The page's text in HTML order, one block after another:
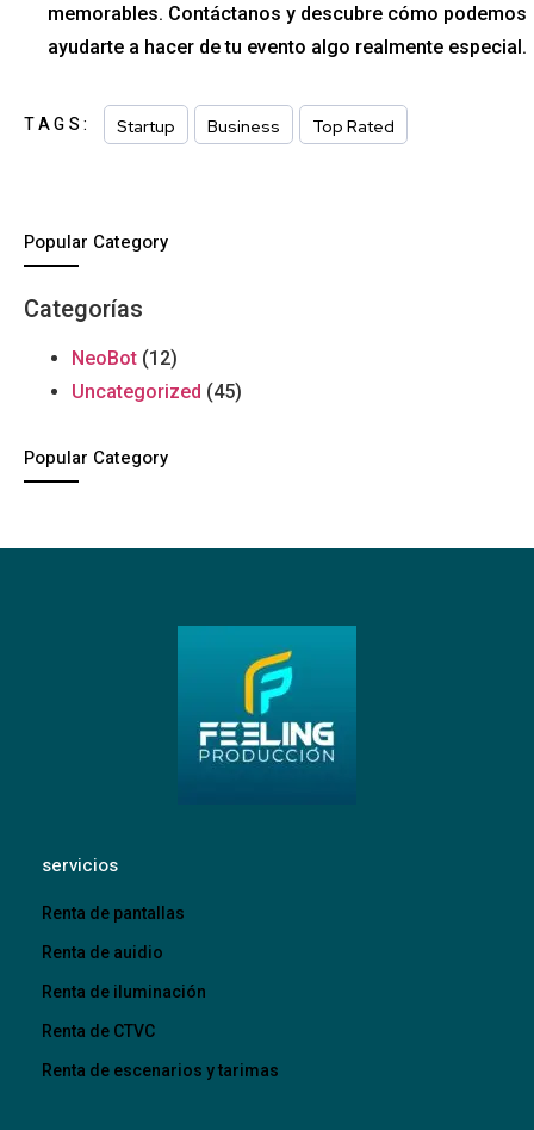
memorables. Contáctanos y descubre cómo podemos
ayudarte a hacer de tu evento algo realmente especial.
TAGS: Startup Business Top Rated
Popular Category
Categorías
NeoBot (12)
Uncategorized (45)
Popular Category
servicios
Renta de pantallas
Renta de auidio
Renta de iluminación
Renta de CTVC
Renta de escenarios y tarimas